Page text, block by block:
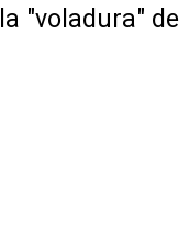
"voladura" de